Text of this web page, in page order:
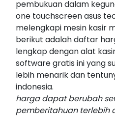
pembukuan dalam
one touchscreen asus
melengkapi mesin kasir
berikut adalah daftar
lengkap dengan alat
software gratis ini yang
lebih menarik dan
indonesia.
harga dapat berubah
pemberitahuan terlebih